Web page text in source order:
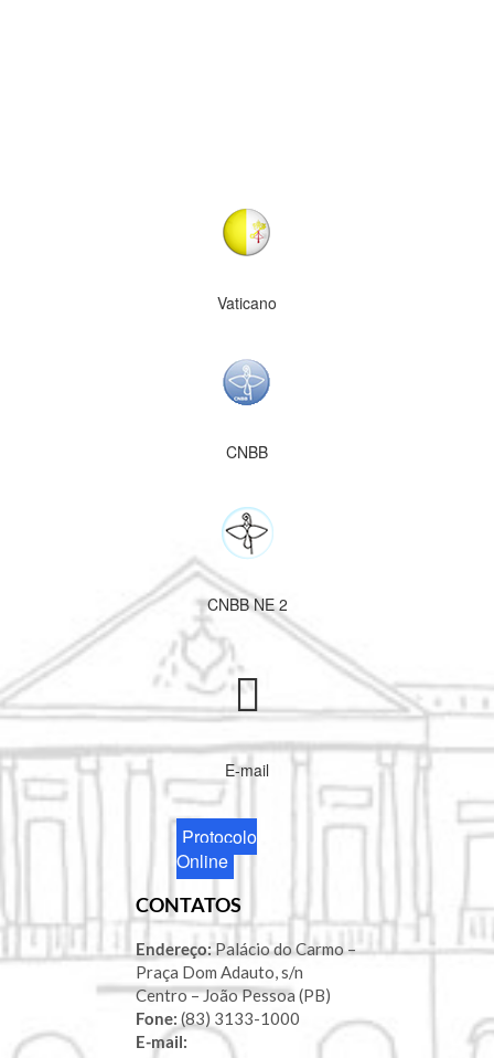
Vaticano
CNBB
CNBB NE 2
E-mail
Protocolo
Online
CONTATOS
Endereço:Palácio do Carmo –
Praça Dom Adauto, s/n
Centro – João Pessoa (PB)
Fone: (83) 3133-1000
E-mail: